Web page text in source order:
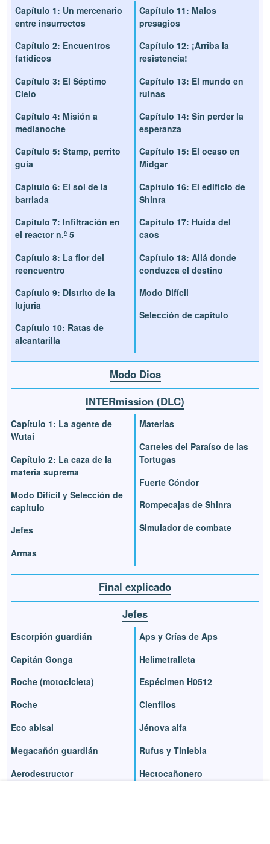
Capítulo 1: Un mercenario
entre insurrectos
Capítulo 2: Encuentros
fatídicos
Capítulo 3: El Séptimo
Cielo
Capítulo 4: Misión a
medianoche
Capítulo 5: Stamp, perrito
guía
Capítulo 6: El sol de la
barriada
Capítulo 7: Infiltración en
el reactor n.º 5
Capítulo 8: La flor del
reencuentro
Capítulo 9: Distrito de la
lujuria
Capítulo 10: Ratas de
alcantarilla
Capítulo 11: Malos
presagios
Capítulo 12: ¡Arriba la
resistencia!
Capítulo 13: El mundo en
ruinas
Capítulo 14: Sin perder la
esperanza
Capítulo 15: El ocaso en
Midgar
Capítulo 16: El edificio de
Shinra
Capítulo 17: Huida del
caos
Capítulo 18: Allá donde
conduzca el destino
Modo Difícil
Selección de capítulo
Modo Dios
INTERmission (DLC)
Capítulo 1: La agente de
Wutai
Capítulo 2: La caza de la
materia suprema
Modo Difícil y Selección de
capítulo
Jefes
Armas
Materias
Carteles del Paraíso de las
Tortugas
Fuerte Cóndor
Rompecajas de Shinra
Simulador de combate
Final explicado
Jefes
Escorpión guardián
Capitán Gonga
Roche (motocicleta)
Roche
Eco abisal
Megacañón guardián
Aerodestructor
Aps y Crías de Aps
Helimetralleta
Espécimen H0512
Cienfilos
Jénova alfa
Rufus y Tiniebla
Hectocañonero